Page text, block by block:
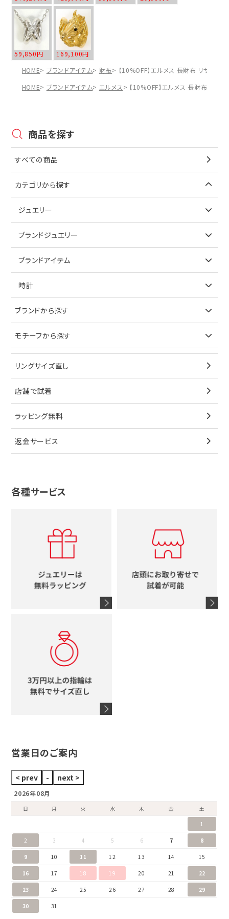
59,850円
169,100円
HOME
ブランドアイテム 財布
【10%OFF】エルメス 長財布 リザード
HOME
ブランドアイテム エルメス 【10%OFF】エルメス 長財布 リザー
商品を探す
すべての商品
カテゴリから探す
ジュエリー
アイテムで探す
ブレスレット
ペンダントトップ
ブローチ
その他
ノーブランドジュエリーをすべて見る
ブランドジュエリー
アイテムで探す
イヤリング
ブレスレット
ペンダントトップ
ブローチ
その他
ティファニー
ブルガリ
グッチ
スタージュエリー
ウノアエレ
ブランドアイテム
アイテムで探す
キーケース
サングラス
シューズ
香水
シャネル
コーチ
ブランドアイテムをすべて見る
時計
ブランドで探す
オメガ
シャネル
タグホイヤー
カルティエ
セイコー
メンズ時計
時計をすべて見る
ブランドから探す
ティファニー
ブルガリ
カルティエ
ウノアエレ
4℃
グッチ
ルイヴィトン
エルメス
シャネル
タグホイヤー
モチーフから探す
星
リボン
花
十字架
イニシャル
リングサイズ直し
店舗で試着
ラッピング無料
返金サービス
各種サービス
営業日のご案内
2026年08月
日 月 火 水 木 金
土
1
2 3 4 5 6 7 8
9 10 11 12 13 14 15
16 17 18 19 20 21 22
23 24 25 26 27 28 29
30 31